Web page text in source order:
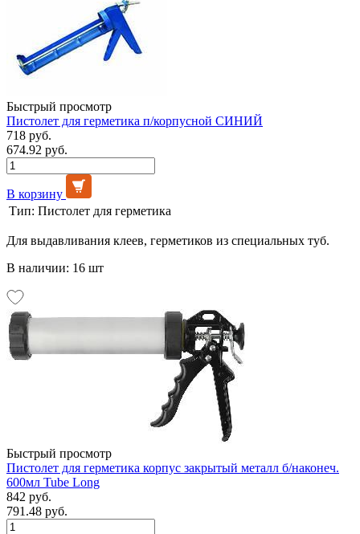
Быстрый просмотр
Пистолет для герметика п/корпусной СИНИЙ
718 руб.
674.92 руб.
В корзину
Тип: Пистолет для герметика
Для выдавливания клеев, герметиков из специальных туб.
В наличии: 16 шт
Быстрый просмотр
Пистолет для герметика корпус закрытый металл б/наконеч.
600мл Tube Long
842 руб.
791.48 руб.